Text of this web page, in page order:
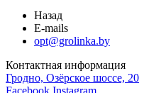
Назад
E-mails
opt@grolinka.by
Контактная информация
Гродно, Озёрское шоссе, 20
Facebook Instagram